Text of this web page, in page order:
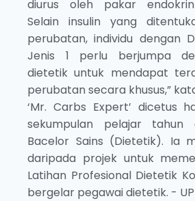
diurus oleh pakar
Selain insulin yang
perubatan, individu dengan
Jenis 1 perlu berjumpa
dietetik untuk mendapat
perubatan secara khusus,”
‘Mr. Carbs Expert’ dicetus
sekumpulan pelajar tahun
Bacelor Sains (Dietetik). Ia
daripada projek untuk
Latihan Profesional Dietetik
bergelar pegawai dietetik. -